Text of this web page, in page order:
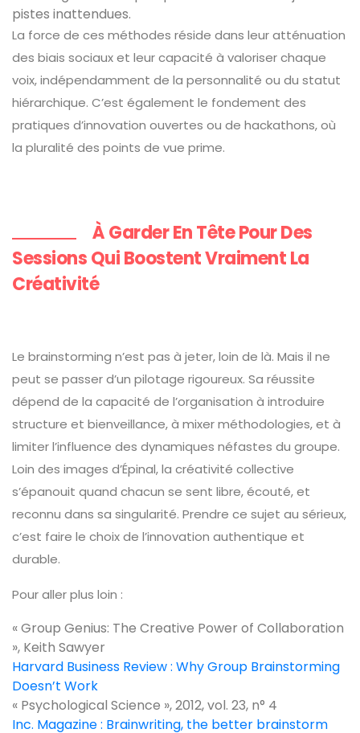
pistes inattendues.
La force de ces méthodes réside dans leur atténuation
des biais sociaux et leur capacité à valoriser chaque
voix, indépendamment de la personnalité ou du statut
hiérarchique. C’est également le fondement des
pratiques d’innovation ouvertes ou de hackathons, où
la pluralité des points de vue prime.
À Garder En Tête Pour Des
Sessions Qui Boostent Vraiment La
Créativité
Le brainstorming n’est pas à jeter, loin de là. Mais il ne
peut se passer d’un pilotage rigoureux. Sa réussite
dépend de la capacité de l’organisation à introduire
structure et bienveillance, à mixer méthodologies, et à
limiter l’influence des dynamiques néfastes du groupe.
Loin des images d’Épinal, la créativité collective
s’épanouit quand chacun se sent libre, écouté, et
reconnu dans sa singularité. Prendre ce sujet au sérieux,
c’est faire le choix de l’innovation authentique et
durable.
Pour aller plus loin :
« Group Genius: The Creative Power of Collaboration
», Keith Sawyer
Harvard Business Review : Why Group Brainstorming
Doesn’t Work
« Psychological Science », 2012, vol. 23, n° 4
Inc. Magazine : Brainwriting, the better brainstorm